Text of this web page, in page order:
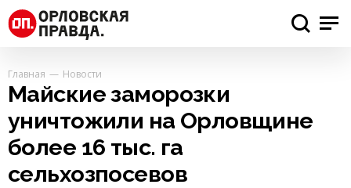
Главная Новости
Майские заморозки
уничтожили на Орловщине
более 16 тыс. га
сельхозпосевов